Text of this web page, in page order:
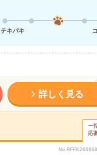
テキパキ
詳しく見る
一
応